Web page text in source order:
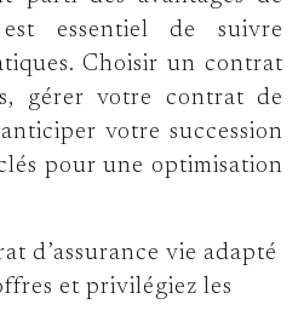
essentiel de suivre
Choisir un contrat
gérer votre contrat de
votre succession
pour une optimisation
d’assurance vie adapté
et privilégiez les